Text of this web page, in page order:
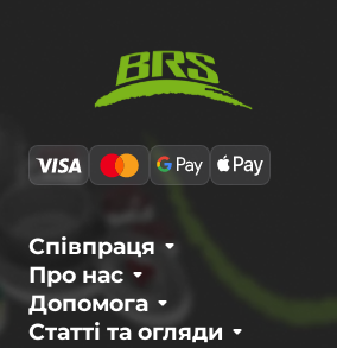
Про нас
Співпраця
Статті та огляди
Допомога